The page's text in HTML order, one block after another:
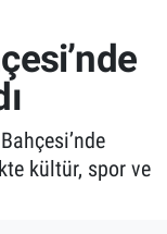
kültür, spor ve